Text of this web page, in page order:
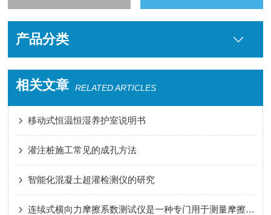
产品分类
相关文章 RELATED ARTICLES
移动式恒温恒湿养护室说明书
灌注桩施工常见的成孔方法
智能化混凝土超灌检测仪的研究
连续式横向力摩擦系数测试仪是一种专门用于测量摩擦系数的仪器